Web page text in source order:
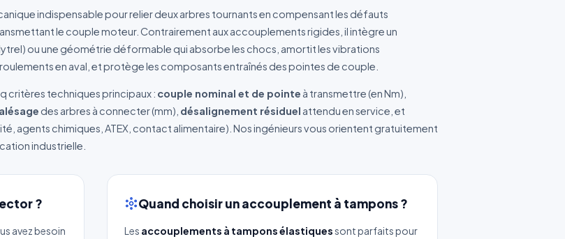
indispensable pour relier deux arbres tournants en compensant les défauts
le couple moteur. Contrairement aux accouplements rigides, il intègre un
ou une géométrie déformable qui absorbe les chocs, amortit les vibrations
en aval, et protège les composants entraînés des pointes de couple.
critères techniques principaux : couple nominal et de pointe à transmettre (en Nm),
des arbres à connecter (mm), désalignement résiduel attendu en service, et
agents chimiques, ATEX, contact alimentaire). Nos ingénieurs vous orientent gratuitement
industrielle.
?
avez besoin
Quand choisir un accouplement à tampons ?
Les accouplements à tampons élastiquessont parfaits pour